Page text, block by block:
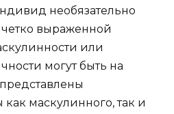
необязательно
выраженной
или
могут быть на
маскулинного, так и